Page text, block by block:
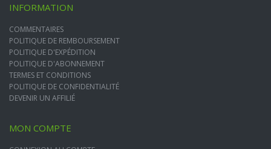
INFORMATION
COMMENTAIRES
POLITIQUE DE REMBOURSEMENT
POLITIQUE D'EXPÉDITION
POLITIQUE D'ABONNEMENT
TERMES ET CONDITIONS
POLITIQUE DE CONFIDENTIALITÉ
DEVENIR UN AFFILIÉ
MON COMPTE